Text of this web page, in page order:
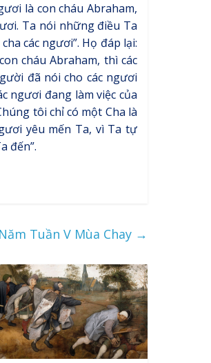
là con cháu Abraham,
Ta nói những điều Ta
các ngươi”. Họ đáp lại:
cháu Abraham, thì các
đã nói cho các ngươi
ngươi đang làm việc của
tôi chỉ có một Cha là
yêu mến Ta, vì Ta tự
đến”.
Tuần V Mùa Chay →